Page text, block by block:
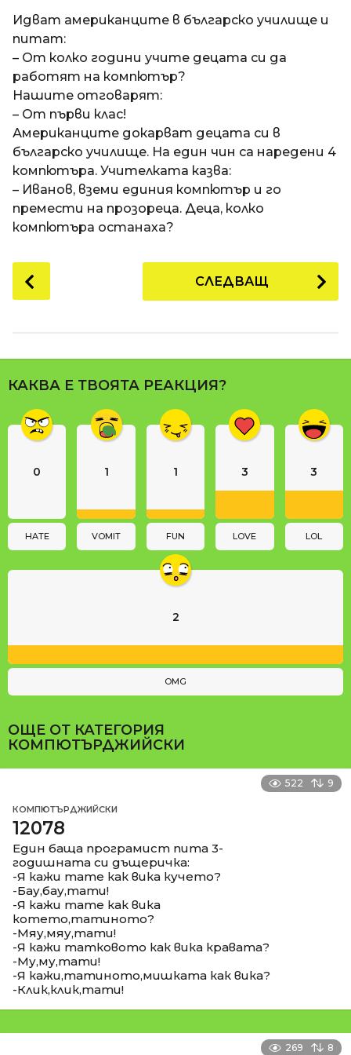
п
р
е
д
и
1
8
г
о
д
и
н
п
е
t
i
Идват американците в българско училище и
питат:
– От колко години учите децата си да
работят на компютър?
Нашите отговарят:
– От първи клас!
Американците докарват децата си в
българско училище. На един чин са наредени 4
компютъра. Учителката казва:
– Иванов, вземи единия компютър и го
премести на прозореца. Деца, колко
компютъра останаха?
o
P
a
g
n
o
СЛЕДВАЩ
КАКВА Е ТВОЯТА РЕАКЦИЯ?
0
HATE
1
VOMIT
1
FUN
3
LOVE
3
LOL
2
OMG
ОЩЕ ОТ КАТЕГОРИЯ
КОМПЮТЪРДЖИЙСКИ
522 9
КОМПЮТЪРДЖИЙСКИ
12078
Един баща програмист пита 3-
годишната си дъщеричка:
-Я кажи тате как вика кучето?
-Бау,бау,тати!
-Я кажи тате как вика
котето,татиното?
-Мяу,мяу,тати!
-Я кажи татковото как вика кравата?
-Му,му,тати!
-Я кажи,татиното,мишката как вика?
-Клик,клик,тати!
269 8